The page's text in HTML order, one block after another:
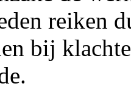
reiken
bij